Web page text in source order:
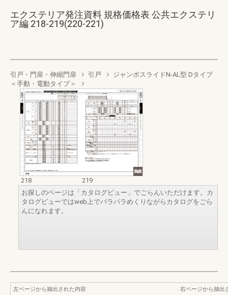
エクステリア発注資料 規格価格表 公共エクステリ
ア編 218-219(220-221)
引戸・門扉・伸縮門扉 引戸
ジャンボスライドN-AL型 Dタイプ
＜手動・電動タイプ＞
218
219
お探しのページは「カタログビュー」でごらんいただけます。カ
タログビューではweb上でパラパラめくりながらカタログをごら
んになれます。
左ページから抽出された内容
右ページから抽出